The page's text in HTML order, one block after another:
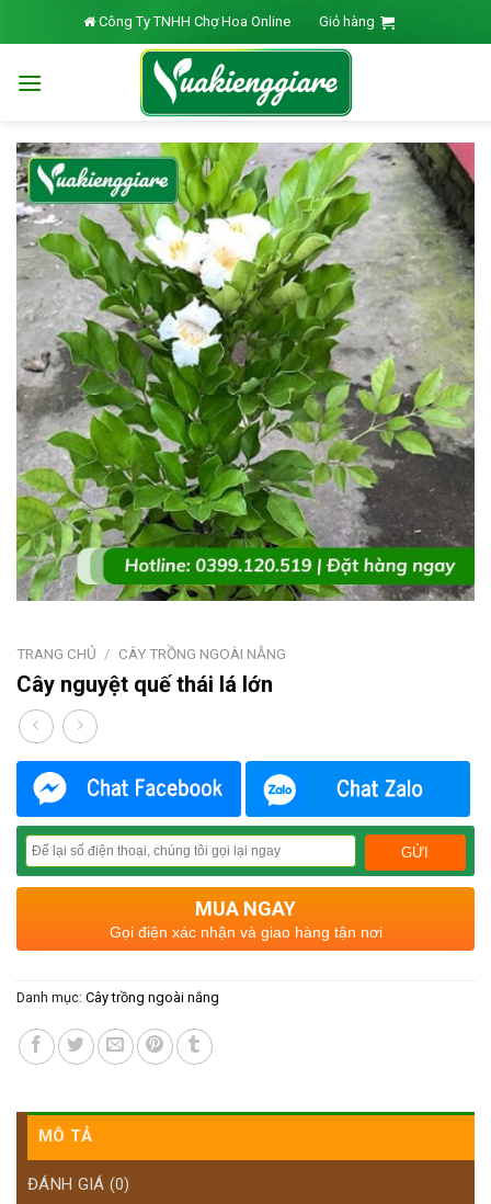
to
Công Ty TNHH Chợ Hoa Online Giỏ hàng
TRANG CHỦ / CÂY TRỒNG NGOÀI NẮNG
Cây nguyệt quế thái lá lớn
MUA NGAY
Gọi điện xác nhận và giao hàng tận nơi
Danh mục: Cây trồng ngoài nắng
MÔ TẢ
ĐÁNH GIÁ (0)